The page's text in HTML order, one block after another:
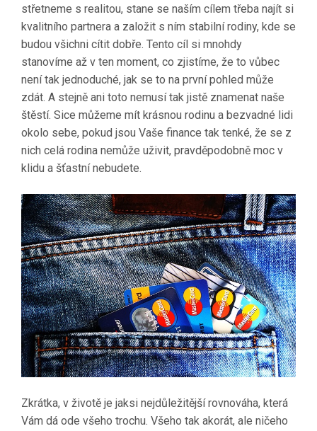
střetneme s realitou, stane se naším cílem třeba najít si
kvalitního partnera a založit s ním stabilní rodiny, kde se
budou všichni cítit dobře. Tento cíl si mnohdy
stanovíme až v ten moment, co zjistíme, že to vůbec
není tak jednoduché, jak se to na první pohled může
zdát. A stejně ani toto nemusí tak jistě znamenat naše
štěstí. Sice můžeme mít krásnou rodinu a bezvadné lidi
okolo sebe, pokud jsou Vaše finance tak tenké, že se z
nich celá rodina nemůže uživit, pravděpodobně moc v
klidu a šťastní nebudete.
Zkrátka, v životě je jaksi nejdůležitější rovnováha, která
Vám dá ode všeho trochu. Všeho tak akorát, ale ničeho